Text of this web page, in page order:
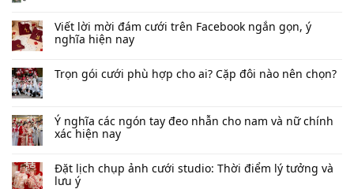
Viết lời mời đám cưới trên Facebook​ ngắn gọn, ý
nghĩa hiện nay
Trọn gói cưới phù hợp cho ai? Cặp đôi nào nên chọn?
Ý nghĩa các ngón tay đeo nhẫn cho nam và nữ chính
xác hiện nay
Đặt lịch chụp ảnh cưới studio: Thời điểm lý tưởng và
lưu ý